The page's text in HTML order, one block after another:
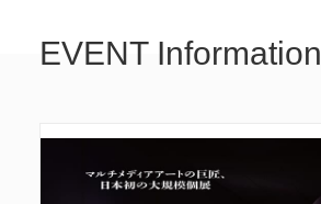
EVENT Information